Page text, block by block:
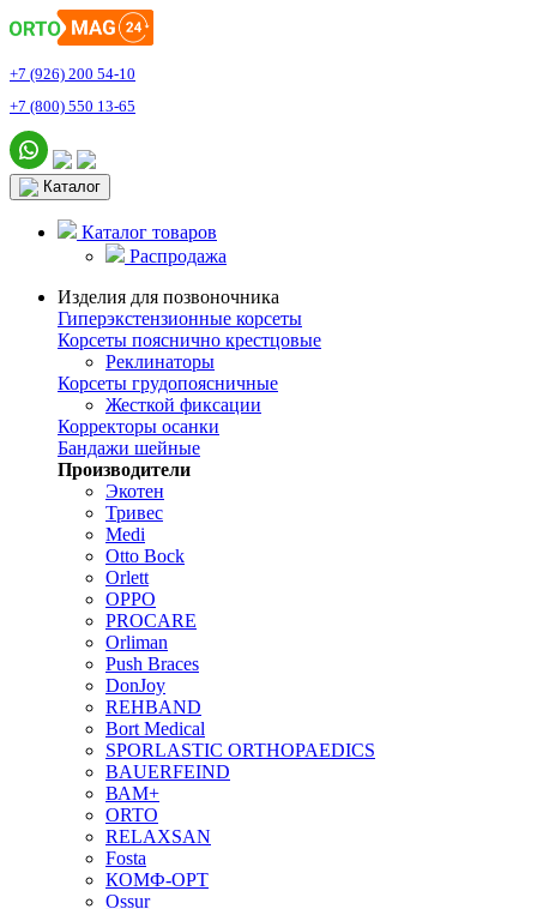
+7 (926) 200 54-10
+7 (800) 550 13-65
Каталог
Каталог товаров
Распродажа
Изделия для позвоночника
Гиперэкстензионные корсеты
Корсеты пояснично крестцовые
Реклинаторы
Корсеты грудопоясничные
Жесткой фиксации
Корректоры осанки
Бандажи шейные
Производители
Экотен
Тривес
Medi
Otto Bock
Orlett
OPPO
PROCARE
Orliman
Push Braces
DonJoy
REHBAND
Bort Medical
SPORLASTIC ORTHOPAEDICS
BAUERFEIND
ВАМ+
ORTO
RELAXSAN
Fosta
КОМФ-ОРТ
Ossur